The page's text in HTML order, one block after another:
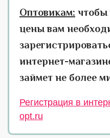
Оптовикам: чтобы
цены вам
интернет-
займет не более
Регистрация в
opt.ru